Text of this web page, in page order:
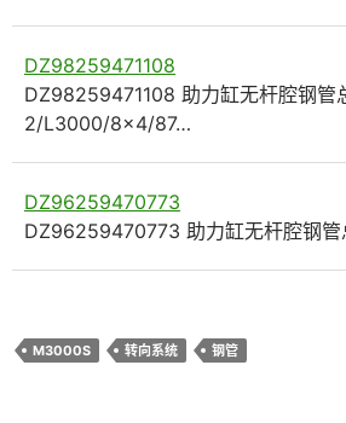
DZ98259471108
DZ98259471108 助力缸无杆腔钢管
2/L3000/8×4/87…
DZ96259470773
DZ96259470773 助力缸无杆腔钢
M3000S 转向系统 钢管